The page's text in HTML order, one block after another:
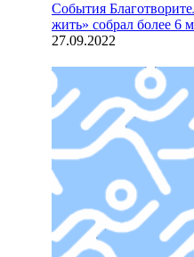
События
жить» собрал более 6
27.09.2022